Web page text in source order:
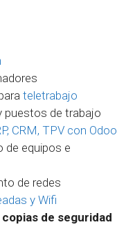
teletrabajo
puestos de trabajo
CRM, TPV con Odoo
de equipos e
de redes
y Wifi
copias de seguridad